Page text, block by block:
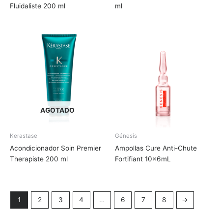
Fluidaliste 200 ml
ml
AGOTADO
Kerastase
Acondicionador Soin Premier
Therapiste 200 ml
Génesis
Ampollas Cure Anti-Chute
Fortifiant 10x6mL
1 2 3 4 … 6 7 8 →